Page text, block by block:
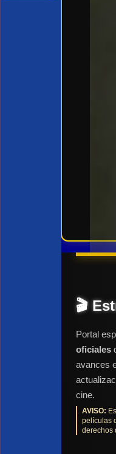
🎬
Portal
oficiales
avances
cine.
AVISO:
películas
derechos